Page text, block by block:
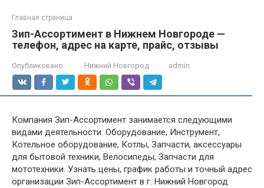
Главная страница
Зип-Ассортимент в Нижнем Новгороде —
телефон, адрес на карте, прайс, отзывы
Опубликовано: Нижний Новгород admin
Компания Зип-Ассортимент занимается следующими
видами деятельности: Оборудование, Инструмент,
Котельное оборудование, Котлы, Запчасти, аксессуары
для бытовой техники, Велосипеды, Запчасти для
мототехники. Узнать цены, график работы и точный адрес
организации Зип-Ассортимент в г. Нижний Новгород